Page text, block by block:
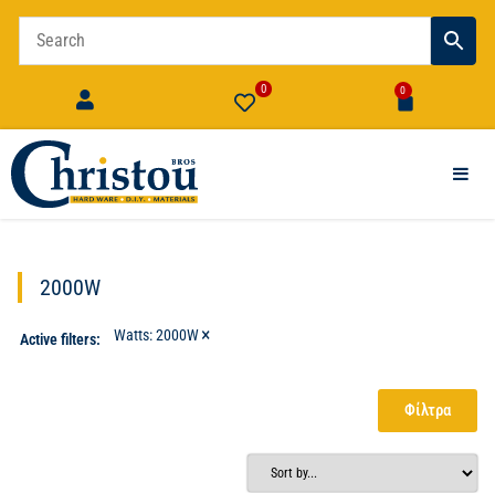
0 0
2000W
Active filters: Watts:2000W×
Φίλτρα